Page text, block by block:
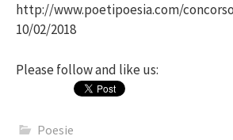
http://www.poetipoesia.com/
10/02/2018
Please follow and like us:
Poesie